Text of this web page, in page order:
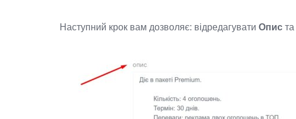
Наступний крок вам дозволяє: відредагувати Опис та